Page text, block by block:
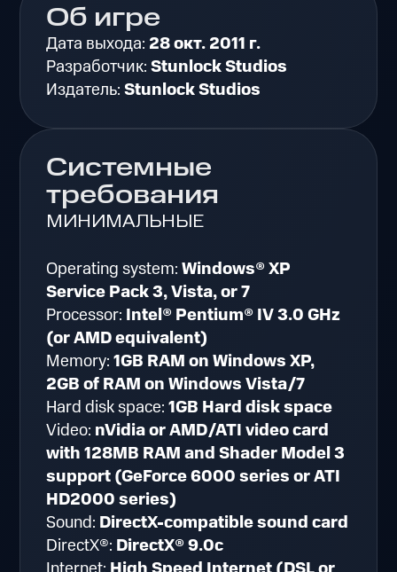
Об игре
Дата выхода: 28 окт. 2011 г.
Разработчик:Stunlock Studios
Издатель:Stunlock Studios
Системные
требования
МИНИМАЛЬНЫЕ
Operating system:Windows® XP
Service Pack 3, Vista, or 7
Processor: Intel® Pentium® IV 3.0 GHz
(or AMD equivalent)
Memory:1GB RAM on Windows XP,
2GB of RAM on Windows Vista/7
Hard disk space:1GB Hard disk space
Video: nVidia or AMD/ATI video card
with 128MB RAM and Shader Model 3
support (GeForce 6000 series or ATI
HD2000 series)
Sound: DirectX-compatible sound card
DirectX®: DirectX® 9.0c